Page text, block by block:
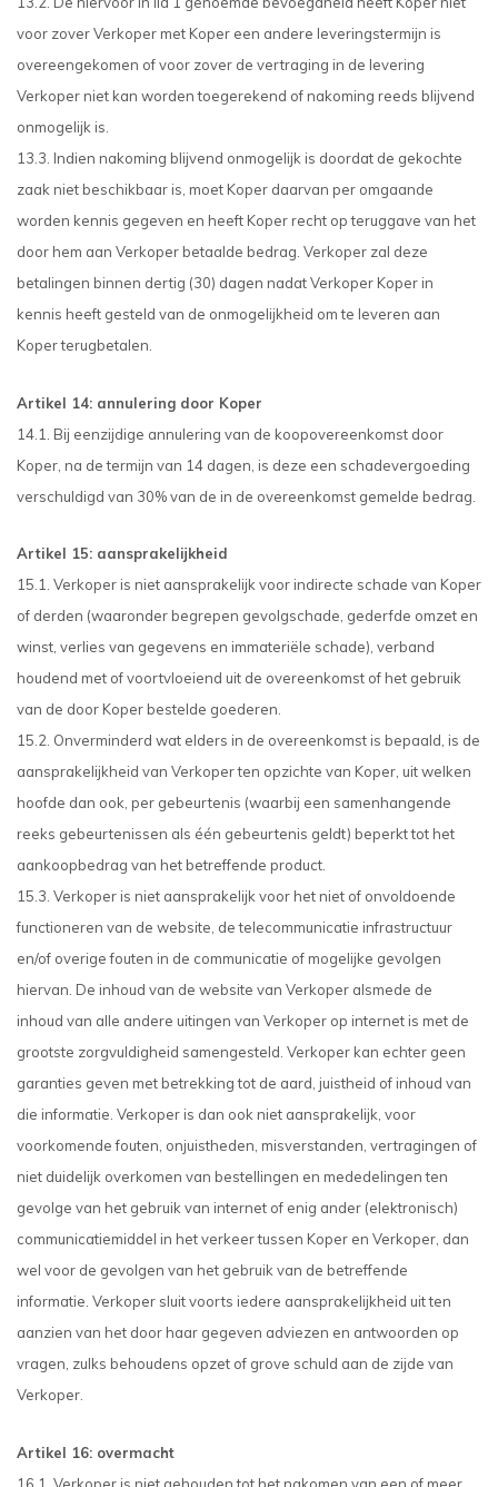
voor zover Verkoper met Koper een andere leveringstermijn is
overeengekomen of voor zover de vertraging in de levering
Verkoper niet kan worden toegerekend of nakoming reeds blijvend
onmogelijk is.
13.3. Indien nakoming blijvend onmogelijk is doordat de gekochte
zaak niet beschikbaar is, moet Koper daarvan per omgaande
worden kennis gegeven en heeft Koper recht op teruggave van het
door hem aan Verkoper betaalde bedrag. Verkoper zal deze
betalingen binnen dertig (30) dagen nadat Verkoper Koper in
kennis heeft gesteld van de onmogelijkheid om te leveren aan
Koper terugbetalen.
Artikel 14: annulering door Koper
14.1. Bij eenzijdige annulering van de koopovereenkomst door
Koper, na de termijn van 14 dagen, is deze een schadevergoeding
verschuldigd van 30% van de in de overeenkomst gemelde bedrag.
Artikel 15: aansprakelijkheid
15.1. Verkoper is niet aansprakelijk voor indirecte schade van Koper
of derden (waaronder begrepen gevolgschade, gederfde omzet en
winst, verlies van gegevens en immateriële schade), verband
houdend met of voortvloeiend uit de overeenkomst of het gebruik
van de door Koper bestelde goederen.
15.2. Onverminderd wat elders in de overeenkomst is bepaald, is de
aansprakelijkheid van Verkoper ten opzichte van Koper, uit welken
hoofde dan ook, per gebeurtenis (waarbij een samenhangende
reeks gebeurtenissen als één gebeurtenis geldt) beperkt tot het
aankoopbedrag van het betreffende product.
15.3. Verkoper is niet aansprakelijk voor het niet of onvoldoende
functioneren van de website, de telecommunicatie infrastructuur
en/of overige fouten in de communicatie of mogelijke gevolgen
hiervan. De inhoud van de website van Verkoper alsmede de
inhoud van alle andere uitingen van Verkoper op internet is met de
grootste zorgvuldigheid samengesteld. Verkoper kan echter geen
garanties geven met betrekking tot de aard, juistheid of inhoud van
die informatie. Verkoper is dan ook niet aansprakelijk, voor
voorkomende fouten, onjuistheden, misverstanden, vertragingen of
niet duidelijk overkomen van bestellingen en mededelingen ten
gevolge van het gebruik van internet of enig ander (elektronisch)
communicatiemiddel in het verkeer tussen Koper en Verkoper, dan
wel voor de gevolgen van het gebruik van de betreffende
informatie. Verkoper sluit voorts iedere aansprakelijkheid uit ten
aanzien van het door haar gegeven adviezen en antwoorden op
vragen, zulks behoudens opzet of grove schuld aan de zijde van
Verkoper.
Artikel 16: overmacht
16.1. Verkoper is niet gehouden tot het nakomen van een of meer